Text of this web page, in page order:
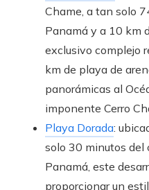
Chame, a tan solo
Panamá y a 10 km
exclusivo complejo
km de playa de
panorámicas al
imponente Cerro
Playa Dorada:
solo 30 minutos del
Panamá, este
proporcionar un